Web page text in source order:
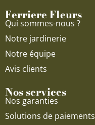
Ferriere Fleurs
Qui sommes-nous ?
Notre jardinerie
Notre équipe
Avis clients
Nos services
Nos garanties
Solutions de paiements